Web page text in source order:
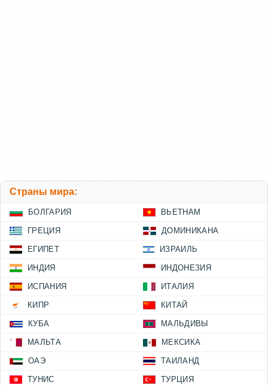
Страны мира:
БОЛГАРИЯ ВЬЕТНАМ
ГРЕЦИЯ ДОМИНИКАНА
ЕГИПЕТ ИЗРАИЛЬ
ИНДИЯ ИНДОНЕЗИЯ
ИСПАНИЯ ИТАЛИЯ
КИПР КИТАЙ
КУБА МАЛЬДИВЫ
МАЛЬТА МЕКСИКА
ОАЭ ТАИЛАНД
ТУНИС ТУРЦИЯ